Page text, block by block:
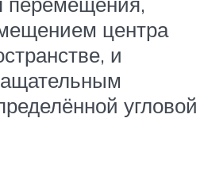
центра
и
угловой